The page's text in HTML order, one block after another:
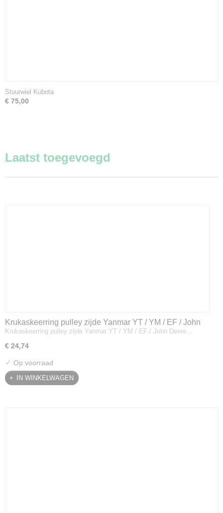
Stuurwiel Kubota
€ 75,00
Laatst toegevoegd
Krukaskeerring pulley zijde Yanmar YT / YM / EF / John
Deere - 119934-01800
Krukaskeerring pulley zijde Yanmar YT / YM / EF / John Deere…
€ 24,74
✓ Op voorraad
IN WINKELWAGEN